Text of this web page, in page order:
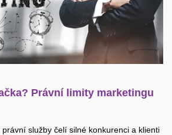
Právní limity marketingu
služby čelí silné konkurenci a klienti